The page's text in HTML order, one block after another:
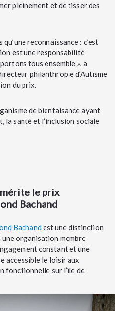
pleinement et de tisser des
reconnaissance : c’est
est une responsabilité
tous ensemble », a
philanthropie d’Autisme
du prix.
de bienfaisance ayant
la santé et l’inclusion sociale
le prix
Bachand
Bachand est une distinction
une organisation membre
constant et une
accessible le loisir aux
fonctionnelle sur l’île de